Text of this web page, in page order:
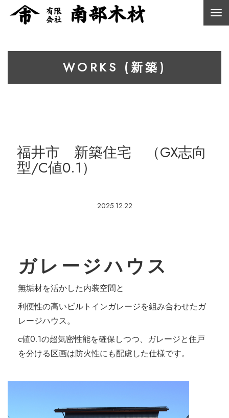
WORKS (新築)
福井市 新築住宅 （GX志向
型/C値0.1）
2025.12.22
ガレージハウス
無垢材を活かした内装空間と
利便性の高いビルトインガレージを組み合わせたガ
レージハウス。
c値0.1の超気密性能を確保しつつ、ガレージと住戸
を分ける区画は防火性にも配慮した仕様です。